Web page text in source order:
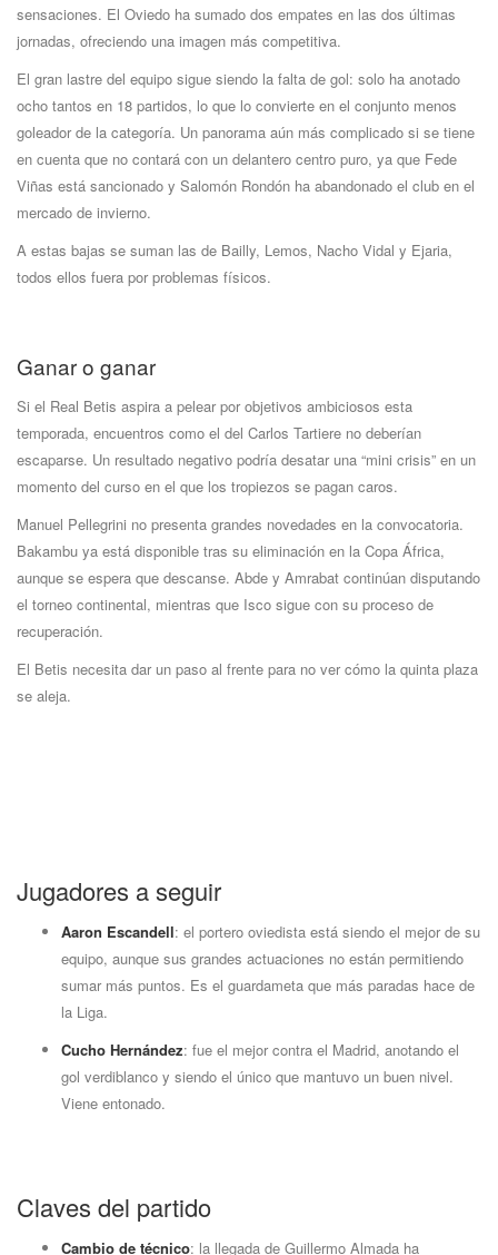
sensaciones. El Oviedo ha sumado dos empates en las dos últimas
jornadas, ofreciendo una imagen más competitiva.
El gran lastre del equipo sigue siendo la falta de gol: solo ha anotado
ocho tantos en 18 partidos, lo que lo convierte en el conjunto menos
goleador de la categoría. Un panorama aún más complicado si se tiene
en cuenta que no contará con un delantero centro puro, ya que Fede
Viñas está sancionado y Salomón Rondón ha abandonado el club en el
mercado de invierno.
A estas bajas se suman las de Bailly, Lemos, Nacho Vidal y Ejaria,
todos ellos fuera por problemas físicos.
Ganar o ganar
Si el Real Betis aspira a pelear por objetivos ambiciosos esta
temporada, encuentros como el del Carlos Tartiere no deberían
escaparse. Un resultado negativo podría desatar una “mini crisis” en un
momento del curso en el que los tropiezos se pagan caros.
Manuel Pellegrini no presenta grandes novedades en la convocatoria.
Bakambu ya está disponible tras su eliminación en la Copa África,
aunque se espera que descanse. Abde y Amrabat continúan disputando
el torneo continental, mientras que Isco sigue con su proceso de
recuperación.
El Betis necesita dar un paso al frente para no ver cómo la quinta plaza
se aleja.
Jugadores a seguir
Aaron Escandell: el portero oviedista está siendo el mejor de su
equipo, aunque sus grandes actuaciones no están permitiendo
sumar más puntos. Es el guardameta que más paradas hace de
la Liga.
Cucho Hernández: fue el mejor contra el Madrid, anotando el
gol verdiblanco y siendo el único que mantuvo un buen nivel.
Viene entonado.
Claves del partido
Cambio de técnico: la llegada de Guillermo Almada ha